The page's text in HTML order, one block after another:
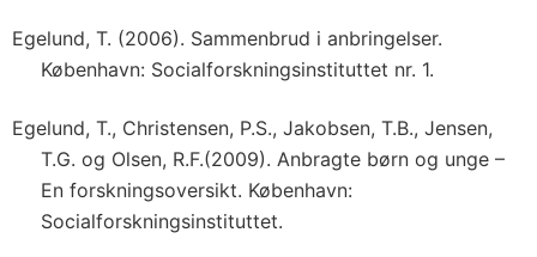
Egelund, T. (2006). Sammenbrud i anbringelser.
København: Socialforskningsinstituttet nr. 1.
Egelund, T., Christensen, P.S., Jakobsen, T.B., Jensen,
T.G. og Olsen, R.F.(2009). Anbragte børn og unge –
En forskningsoversikt. København:
Socialforskningsinstituttet.